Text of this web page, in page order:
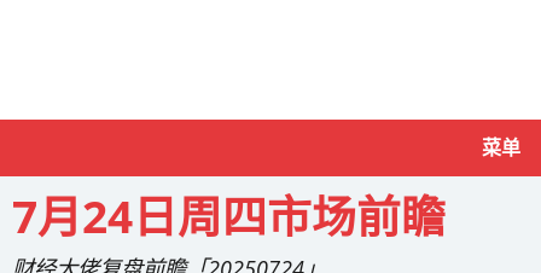
菜单
7月24日周四市场前瞻